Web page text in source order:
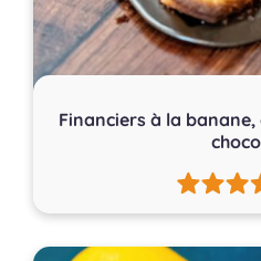
Financiers à la